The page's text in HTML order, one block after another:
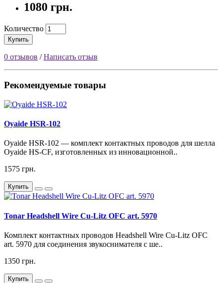
1080 грн.
Количество
Купить
0 отзывов /Написать отзыв
Рекомендуемые товары
Oyaide HSR-102
Oyaide HSR-102 — комплект контактных проводов для шелла
Oyaide HS-CF, изготовленных из инновационной..
1575 грн.
Купить
Tonar Headshell Wire Cu-Litz OFC art. 5970
Комплект контактных проводов Headshell Wire Cu-Litz OFC
art. 5970 для соединения звукоснимателя с ше..
1350 грн.
Купить